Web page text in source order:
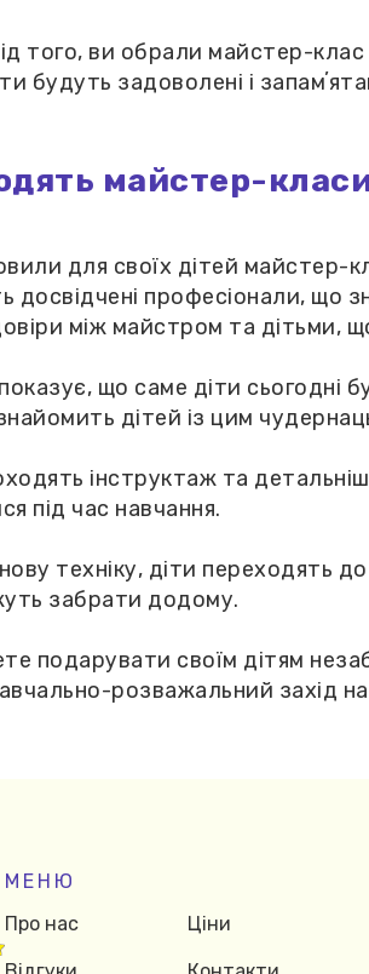
того, ви обрали майстер-
будуть задоволені і
майстер-
для своїх дітей майстер-
досвідчені професіонали, що
між майстром та дітьми,
що саме діти
дітей із цим
інструктаж та
під час навчання.
техніку, діти переходять
забрати додому.
подарувати своїм дітям
розважальний захід
МЕНЮ
Про нас
Ціни